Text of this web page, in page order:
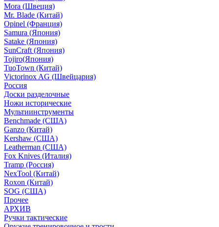
Mora (Швеция)
Mr. Blade (Китай)
Opinel (Франция)
Samura (Япония)
Satake (Япония)
SunCraft (Япония)
Tojiro(Япония)
TuoTown (Китай)
Victorinox AG (Швейцария)
Россия
Доски разделочные
Ножи исторические
Мультиинструменты
Benchmade (США)
Ganzo (Китай)
Kershaw (США)
Leatherman (США)
Fox Knives (Италия)
Tramp (Россия)
NexTool (Китай)
Roxon (Китай)
SOG (США)
Прочее
АРХИВ
Ручки тактические